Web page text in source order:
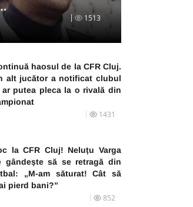
1513
haosul de la CFR Cluj.
alt jucător a notificat clubul
putea pleca la o rivală din
1431
la CFR Cluj! Neluțu Varga
gândește să se retragă din
„M-am săturat! Cât să
pierd bani?”
852